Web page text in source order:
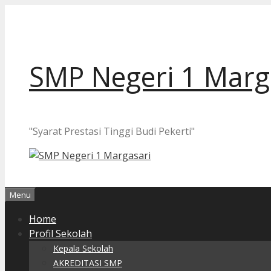
SMP Negeri 1
"Syarat Prestasi Tinggi Budi Pekerti"
Menu
Home
Profil Sekolah
Kepala Sekolah
AKREDITASI SMP